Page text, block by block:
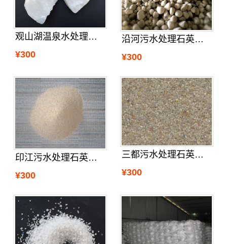
观山湖温泉水处理石英砂设计
¥300
沿河污水处理石英砂附近的厂家
¥300
印江污水处理石英砂价格
¥300
三都污水处理石英砂加工
¥300